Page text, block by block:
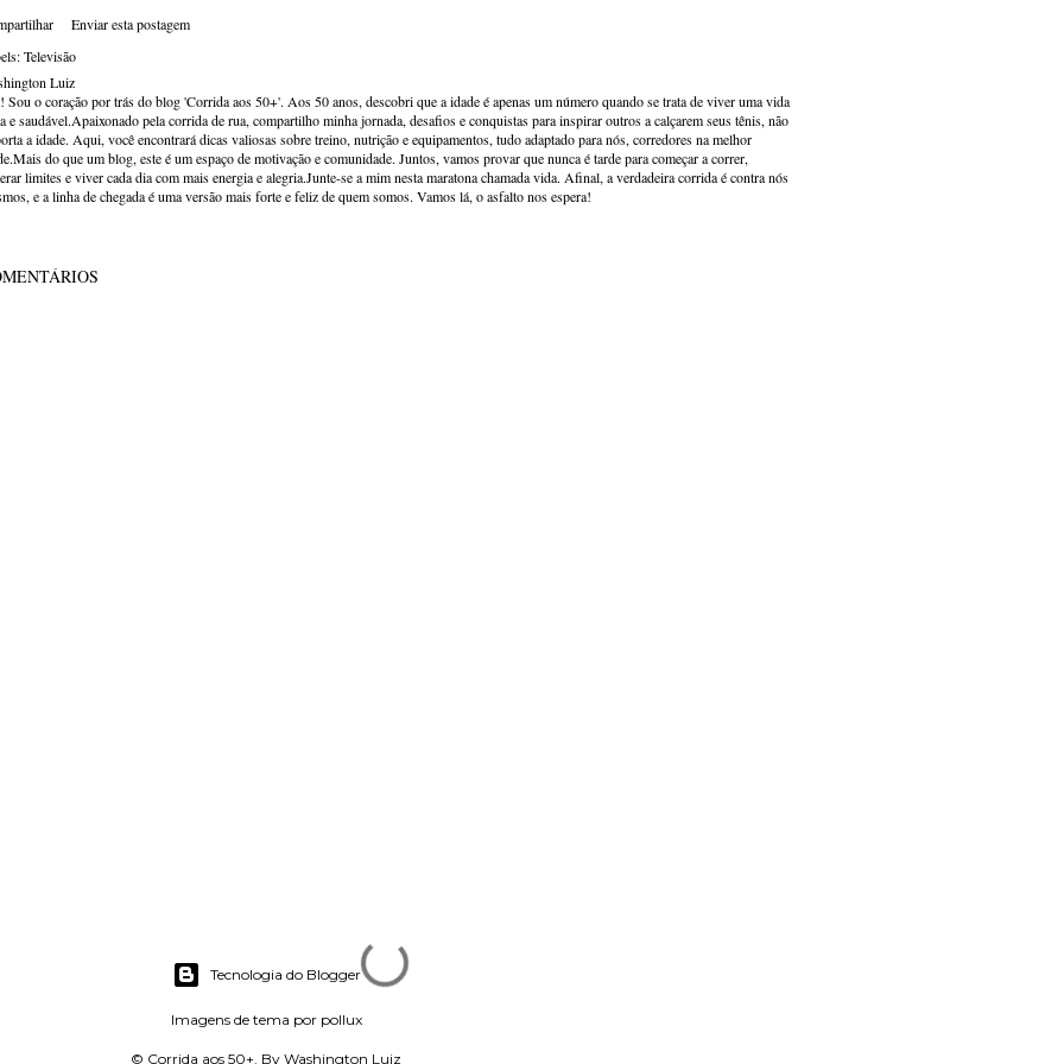
Enviar esta postagem
Televisão
Luiz
Sou o coração por trás do blog 'Corrida aos 50+'. Aos 50 anos, descobri que a idade é apenas um número quando se trata de viver uma vida
e saudável.Apaixonado pela corrida de rua, compartilho minha jornada, desafios e conquistas para inspirar outros a calçarem seus tênis, não
a idade. Aqui, você encontrará dicas valiosas sobre treino, nutrição e equipamentos, tudo adaptado para nós, corredores na melhor
do que um blog, este é um espaço de motivação e comunidade. Juntos, vamos provar que nunca é tarde para começar a correr,
limites e viver cada dia com mais energia e alegria.Junte-se a mim nesta maratona chamada vida. Afinal, a verdadeira corrida é contra nós
e a linha de chegada é uma versão mais forte e feliz de quem somos. Vamos lá, o asfalto nos espera!
Tecnologia do Blogger
Imagens de tema por pollux
© Corrida aos 50+. By Washington Luiz